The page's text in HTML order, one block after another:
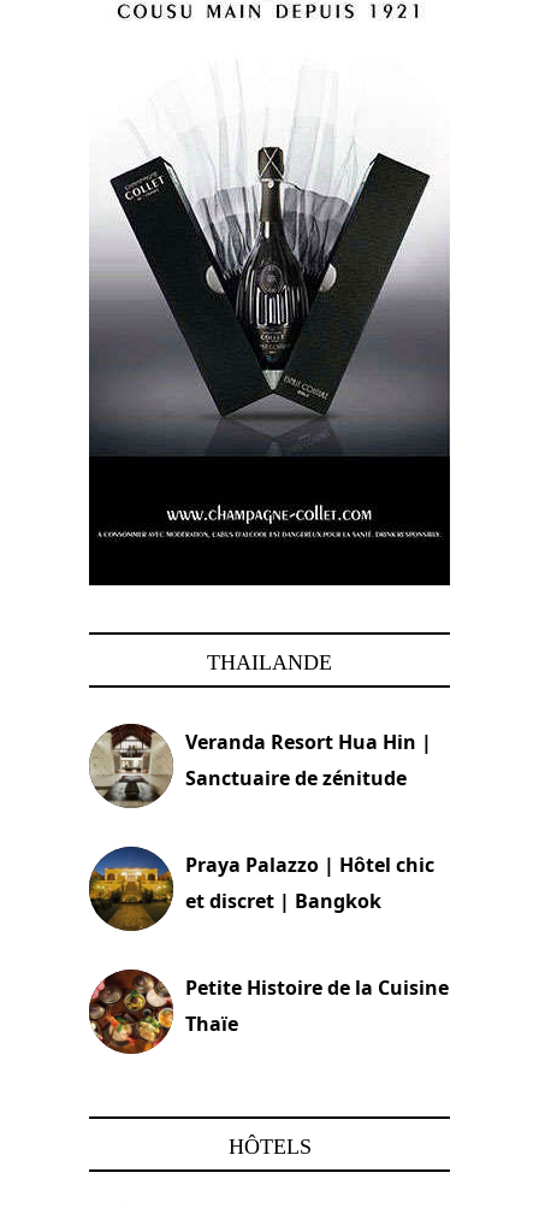
THAILANDE
Veranda Resort Hua Hin |
Sanctuaire de zénitude
Praya Palazzo | Hôtel chic
et discret | Bangkok
Petite Histoire de la Cuisine
Thaïe
HÔTELS